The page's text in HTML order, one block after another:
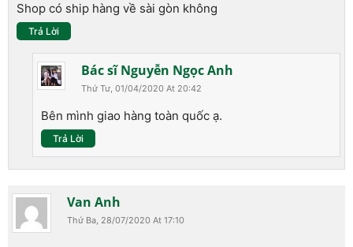
Shop có ship hàng về sài gòn không
Trả Lời
Bác sĩ Nguyễn Ngọc Anh
Thứ Tư, 01/04/2020 At 20:42
Bên mình giao hàng toàn quốc ạ.
Trả Lời
Van Anh
Thứ Ba, 28/07/2020 At 17:10